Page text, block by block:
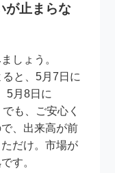
が止まらな
しょう。
と、5月7日に
5月8日に
も、ご安心く
、出来高が前
だけ。市場が
す。